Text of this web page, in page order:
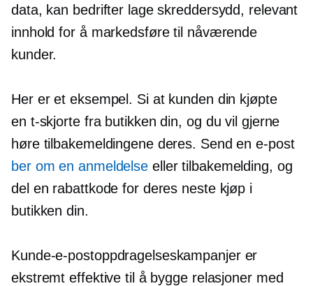
data, kan bedrifter lage skreddersydd, relevant
innhold for å markedsføre til nåværende
kunder.
Her er et eksempel. Si at kunden din kjøpte
en t-skjortefra butikken din, og du vil gjerne
høre tilbakemeldingene deres. Send en e-post
ber om en anmeldelse eller tilbakemelding, og
del en rabattkode for deres neste kjøp i
butikken din.
Kunde-e-postoppdragelseskampanjer er
ekstremt effektive til å bygge relasjoner med